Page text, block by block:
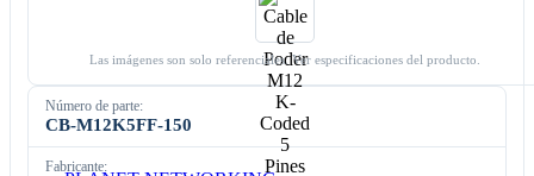
Las imágenes son solo referenciales. Ver especificaciones del producto.
Número de parte:
CB-M12K5FF-150
Fabricante: